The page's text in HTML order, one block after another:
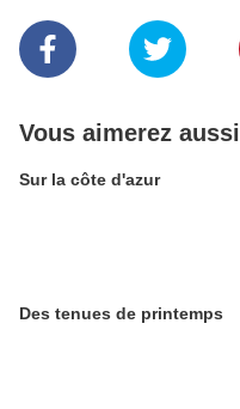
Vous aimerez aussi
Sur la côte d'azur
Des tenues de printemps